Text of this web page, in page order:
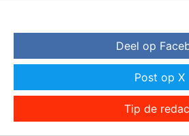
Deel op
Post op X
Tip de